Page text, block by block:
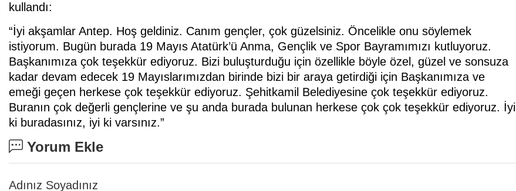
kullandı:
“İyi akşamlar Antep. Hoş geldiniz. Canım gençler, çok güzelsiniz. Öncelikle onu söylemek
istiyorum. Bugün burada 19 Mayıs Atatürk’ü Anma, Gençlik ve Spor Bayramımızı kutluyoruz.
Başkanımıza çok teşekkür ediyoruz. Bizi buluşturduğu için özellikle böyle özel, güzel ve sonsuza
kadar devam edecek 19 Mayıslarımızdan birinde bizi bir araya getirdiği için Başkanımıza ve
emeği geçen herkese çok teşekkür ediyoruz. Şehitkamil Belediyesine çok teşekkür ediyoruz.
Buranın çok değerli gençlerine ve şu anda burada bulunan herkese çok çok teşekkür ediyoruz. İyi
ki buradasınız, iyi ki varsınız.”
Yorum Ekle
Adınız Soyadınız